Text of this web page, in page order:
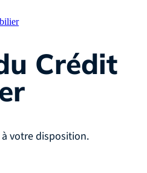
Crédit
votre disposition.